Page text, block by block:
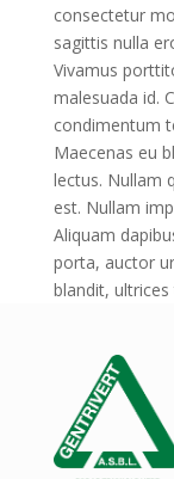
consectetur
sagittis nulla
Vivamus
malesuada id.
condimentum
Maecenas eu
lectus. Nullam
est. Nullam
Aliquam
porta, auctor
blandit,